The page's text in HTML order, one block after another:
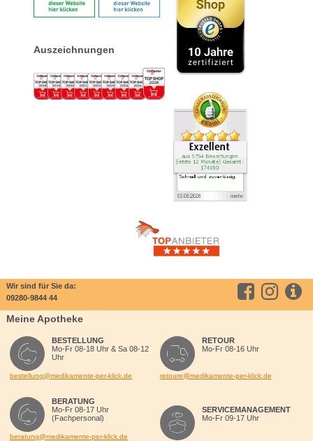
Auszeichnungen
Wir sind für Sie da:
09280-9844 44
Meine Apotheke
BESTELLUNG
Mo-Fr 08-18 Uhr & Sa 08-12
Uhr
bestellung@medikamente-per-klick.de
BERATUNG
Mo-Fr 08-17 Uhr
(Fachpersonal)
beratung@medikamente-per-klick.de
RETOUR
Mo-Fr 08-16 Uhr
retoure@medikamente-per-klick.de
SERVICEMANAGEMENT
Mo-Fr 09-17 Uhr